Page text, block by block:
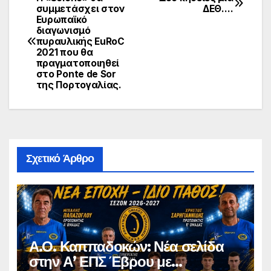
άρθρων
ΔΕΘ….
συμμετάσχει στον
Ευρωπαϊκό
διαγωνισμό
πυραυλικής EuRoC
2021 που θα
πραγματοποιηθεί
στο Ponte de Sor
της Πορτογαλίας.
Σχετικό Άρθρο
Α.Ο. Καππαδοκών: Νέα σελίδα
στην Α’ ΕΠΣ Έβρου με